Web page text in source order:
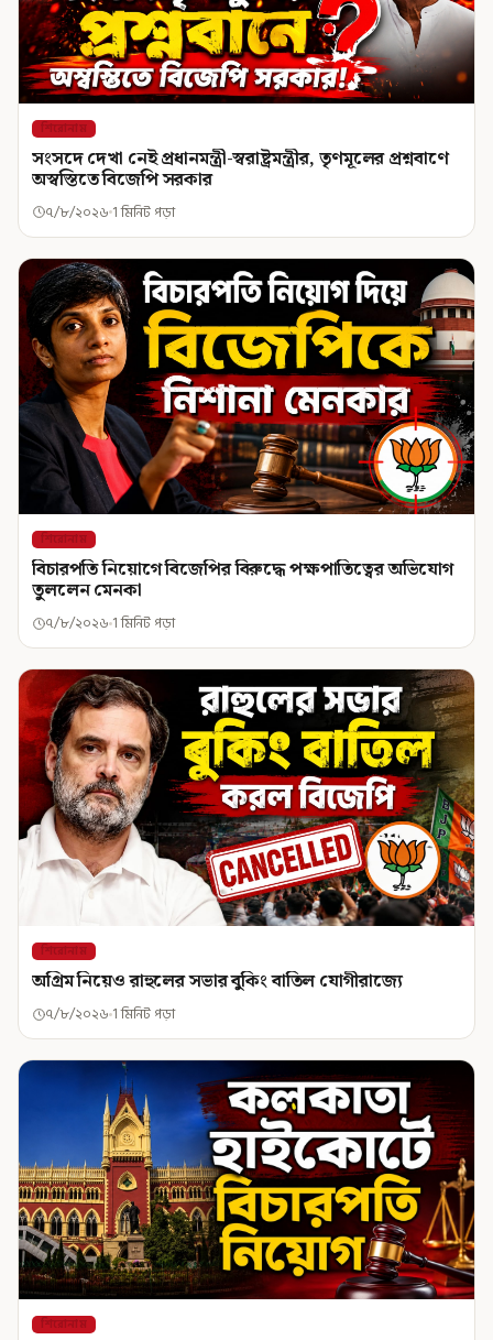
শিরোনাম
সংসদে দেখা নেই প্রধানমন্ত্রী-স্বরাষ্ট্রমন্ত্রীর, তৃণমূলের প্রশ্নবাণে
অস্বস্তিতে বিজেপি সরকার
৭/৮/২০২৬ 1 মিনিট পড়া
শিরোনাম
বিচারপতি নিয়োগে বিজেপির বিরুদ্ধে পক্ষপাতিত্বের অভিযোগ
তুললেন মেনকা
৭/৮/২০২৬ 1 মিনিট পড়া
শিরোনাম
অগ্রিম নিয়েও রাহুলের সভার বুকিং বাতিল যোগীরাজ্যে
৭/৮/২০২৬ 1 মিনিট পড়া
শিরোনাম